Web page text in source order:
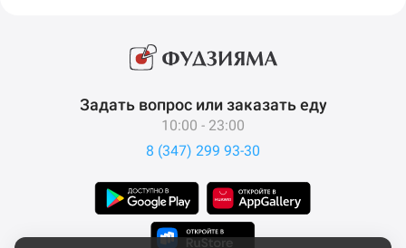
Задать вопрос или заказать еду
10:00 - 23:00
8 (347) 299 93-30